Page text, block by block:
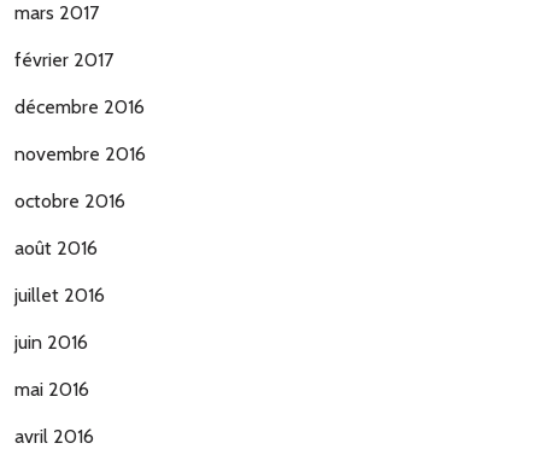
mars 2017
février 2017
décembre 2016
novembre 2016
octobre 2016
août 2016
juillet 2016
juin 2016
mai 2016
avril 2016